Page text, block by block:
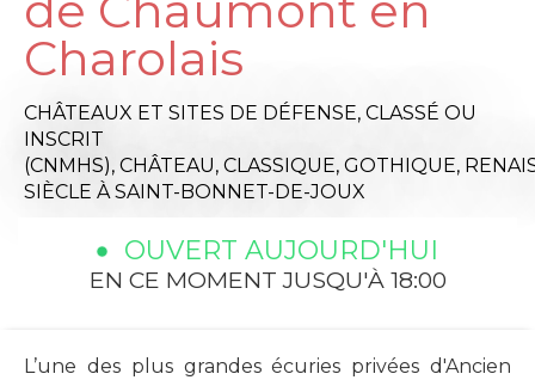
Charolais
CHÂTEAUX ET SITES DE DÉFENSE, CLASSÉ OU
INSCRIT
(CNMHS), CHÂTEAU, CLASSIQUE, GOTHIQUE,
SIÈCLE À SAINT-BONNET-DE-JOUX
OUVERT AUJOURD'HUI
EN CE MOMENT JUSQU'À 18:00
L’une des plus grandes écuries privées d'Ancien